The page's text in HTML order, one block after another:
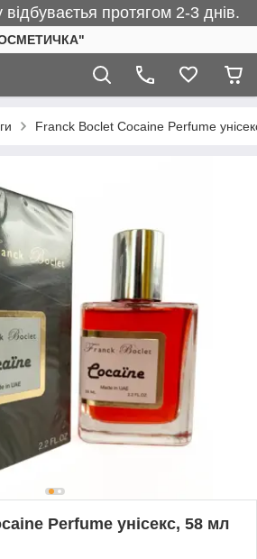
протягом 2-3 днів.
Franck Boclet Cocaine Perfume
Perfume унісекс, 58 мл